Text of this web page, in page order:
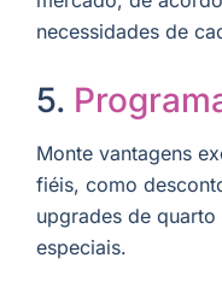
necessidades de
5.
Monte vantagens
fiéis, como
upgrades de
especiais.